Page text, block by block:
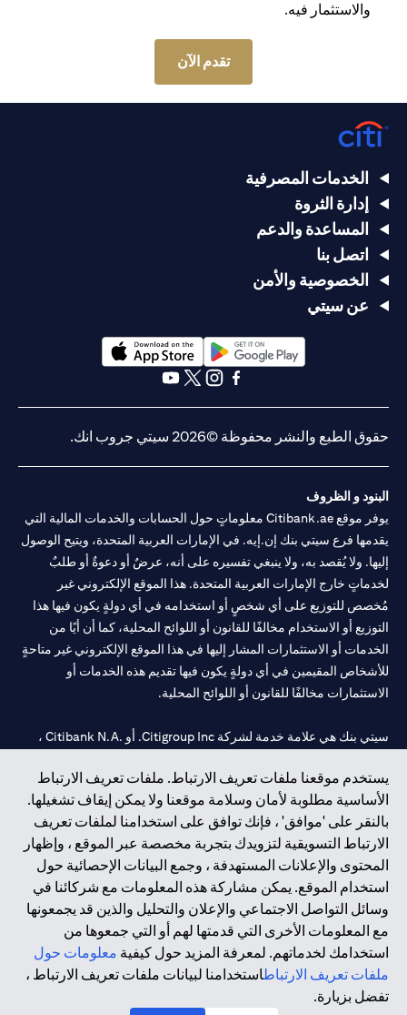
والاستثمار فيه.
تقدم الآن
يستخدم موقعنا ملفات تعريف الارتباط. ملفات تعريف الارتباط
الأساسية مطلوبة لأمان وسلامة موقعنا ولا يمكن إيقاف تشغيلها.
بالنقر على 'موافق' ، فإنك توافق على استخدامنا لملفات تعريف
الارتباط التسويقية لتزويدك بتجربة مخصصة عبر الموقع ، وإظهار
المحتوى والإعلانات المستهدفة ، وجمع البيانات الإحصائية حول
استخدام الموقع. يمكن مشاركة هذه المعلومات مع شركائنا في
وسائل التواصل الاجتماعي والإعلان والتحليل والذين قد يجمعونها
مع المعلومات الأخرى التي قدمتها لهم أو التي جمعوها من
استخدامك لخدماتهم. لمعرفة المزيد حول كيفية معلومات حول
ملفات تعريف الارتباطاستخدامنا لبيانات ملفات تعريف الارتباط ،
تفضل بزيارة.
الخدمات المصرفية
إدارة الثروة
المساعدة والدعم
اتصل بنا
الخصوصية والأمن
عن سيتي
(opens in a new tab)
حقوق الطبع والنشر محفوظة ©2026 سيتي جروب انك.
البنود و الظروف
يوفر موقع Citibank.ae معلوماتٍ حول الحسابات والخدمات المالية التي
يقدمها فرع سيتي بنك إن.إيه. في الإمارات العربية المتحدة، ويتيح الوصول
إليها. ولا يُقصد به، ولا ينبغي تفسيره على أنه، عرضٌ أو دعوةٌ أو طلبٌ
لخدماتٍ خارج الإمارات العربية المتحدة. هذا الموقع الإلكتروني غير
مُخصص للتوزيع على أي شخصٍ أو استخدامه في أي دولةٍ يكون فيها هذا
التوزيع أو الاستخدام مخالفًا للقانون أو اللوائح المحلية، كما أن أيًا من
الخدمات أو الاستثمارات المشار إليها في هذا الموقع الإلكتروني غير متاحةٍ
للأشخاص المقيمين في أي دولةٍ يكون فيها تقديم هذه الخدمات أو
الاستثمارات مخالفًا للقانون أو اللوائح المحلية.
سيتي بنك هي علامة خدمة لشركة Citigroup Inc. أو .Citibank N.A ،
سيتي بنك إن. إيه. الإمارات مسجل لدى مصرف الإمارات المركزي تحت
أرقام التراخيص 202563 لفرع الوصل في دبي، 531989 لفرع مول
الإمارات في دبي، وCN-1002019لفرع أبوظبي. هاتف: 4000 311 04.
فرع سيتي بنك إن إيه - الإمارات العربية المتحدة مرخص من مصرف
الإمارات العربية المتحدة المركزي كفرع لبنك أجنبي.
سيتي بنك إن إيه الإمارات العربية المتحدة مرخص من هيئة الأوراق المالية
والسلع في الإمارات العربية المتحدة ("SCA") للقيام بالنشاط المالي لـ أ)
الاستشارات المالية والتعريف والترويج بموجب ترخيص رقم
20200000097 ب) وسيط تداول في الأسواق الدولية بموجب ترخيص